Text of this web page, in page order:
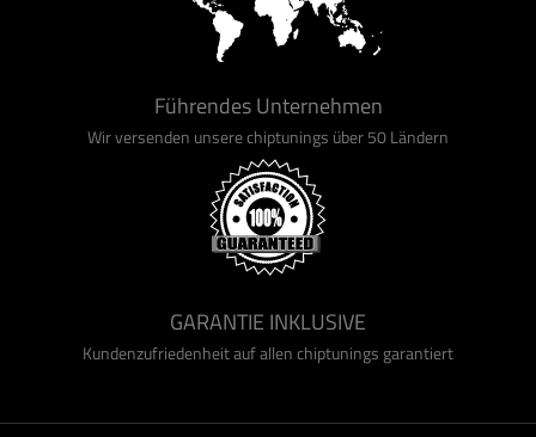
Führendes Unternehmen
Wir versenden unsere chiptunings über 50 Ländern
GARANTIE INKLUSIVE
Kundenzufriedenheit auf allen chiptunings garantiert